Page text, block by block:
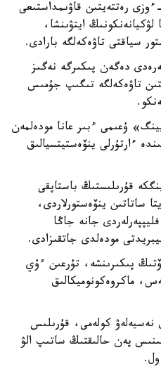
ءوزى رەتتەيتىن قاۋىمداستىعى
ايتۋىنشا،
سياقتى تاۋەكەلگە بارادى.
دەگەن پىكىرگە نەگىز
تاۋەكەلگە تىگىپ جۇمىس
ۇعىمى ءبىر عانا مودەلمەن
ءارتۇرلى ينۆەستيتسيالىق
قۇرىلىستىڭ باستاپقى
ساتاتىن ينۆەستورلاردى،
فليپپەرلەردى جانە جاڭا
مودەلدى جاتقىزادى.
پىكىرىنشە، تۇرعىن ءۇي
ماكروەكونوميكالىق
نەسيەلەۋ كولەمى، قۇرىلىس
پەن حالىقتىڭ ساتىپ الۋ